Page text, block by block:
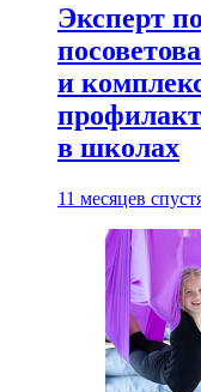
Эксперт
и
в школах
11 месяцев